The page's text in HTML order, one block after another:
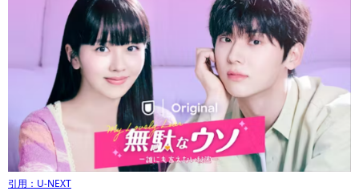
引用：U-NEXT